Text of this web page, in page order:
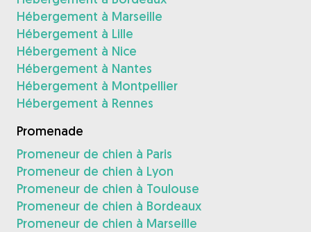
Hébergement à Marseille
Hébergement à Lille
Hébergement à Nice
Hébergement à Nantes
Hébergement à Montpellier
Hébergement à Rennes
Promenade
Promeneur de chien à Paris
Promeneur de chien à Lyon
Promeneur de chien à Toulouse
Promeneur de chien à Bordeaux
Promeneur de chien à Marseille